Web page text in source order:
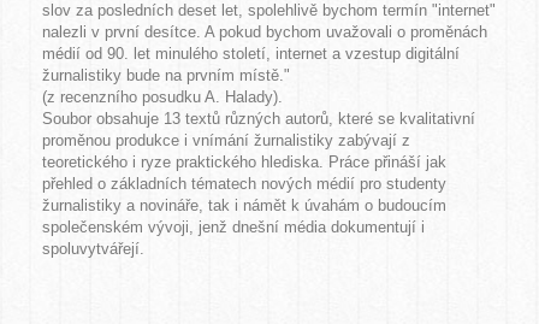
slov za posledních deset let, spolehlivě bychom termín "internet"
nalezli v první desítce. A pokud bychom uvažovali o proměnách
médií od 90. let minulého století, internet a vzestup digitální
žurnalistiky bude na prvním místě."
(z recenzního posudku A. Halady).
Soubor obsahuje 13 textů různých autorů, které se kvalitativní
proměnou produkce i vnímání žurnalistiky zabývají z
teoretického i ryze praktického hlediska. Práce přináší jak
přehled o základních tématech nových médií pro studenty
žurnalistiky a novináře, tak i námět k úvahám o budoucím
společenském vývoji, jenž dnešní média dokumentují i
spoluvytvářejí.